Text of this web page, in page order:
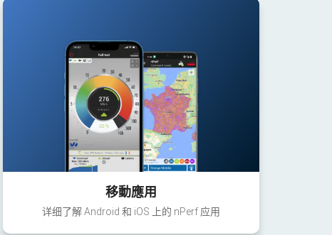
移動應用
详细了解 Android 和 iOS 上的 nPerf 应用